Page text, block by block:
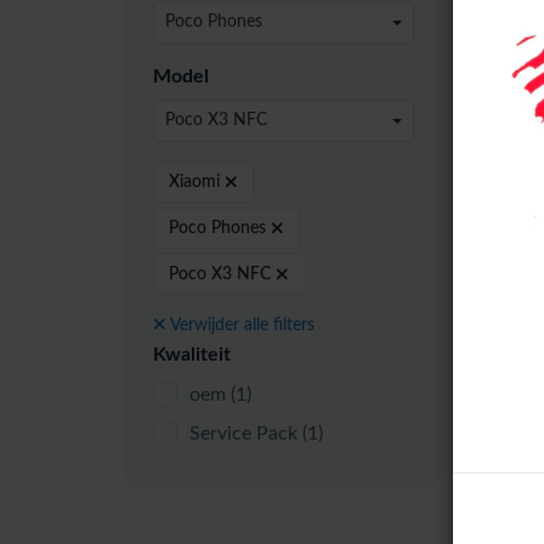
Poco Phones
Model
Poco X3 NFC
Xiaomi
Poco Phones
Poco X3 NFC
Verwijder alle filters
Kwaliteit
oem (1)
Service Pack (1)